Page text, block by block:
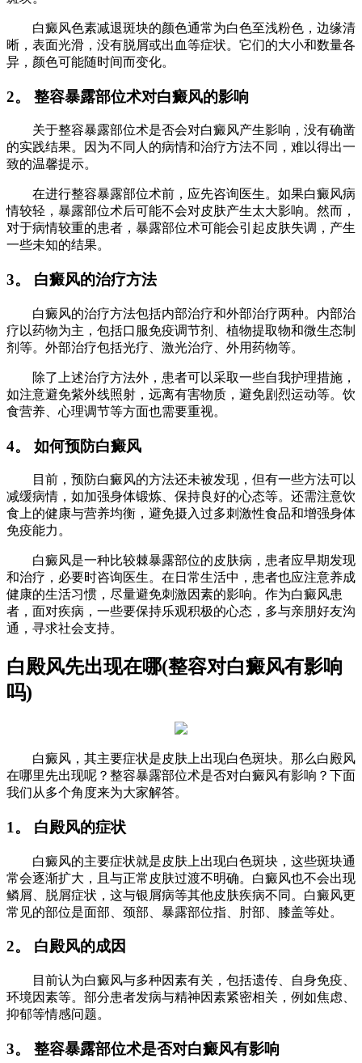
白癜风色素减退斑块的颜色通常为白色至浅粉色，边缘清
晰，表面光滑，没有脱屑或出血等症状。它们的大小和数量各
异，颜色可能随时间而变化。
2。 整容暴露部位术对白癜风的影响
关于整容暴露部位术是否会对白癜风产生影响，没有确凿
的实践结果。因为不同人的病情和治疗方法不同，难以得出一
致的温馨提示。
在进行整容暴露部位术前，应先咨询医生。如果白癜风病
情较轻，暴露部位术后可能不会对皮肤产生太大影响。然而，
对于病情较重的患者，暴露部位术可能会引起皮肤失调，产生
一些未知的结果。
3。 白癜风的治疗方法
白癜风的治疗方法包括内部治疗和外部治疗两种。内部治
疗以药物为主，包括口服免疫调节剂、植物提取物和微生态制
剂等。外部治疗包括光疗、激光治疗、外用药物等。
除了上述治疗方法外，患者可以采取一些自我护理措施，
如注意避免紫外线照射，远离有害物质，避免剧烈运动等。饮
食营养、心理调节等方面也需要重视。
4。 如何预防白癜风
目前，预防白癜风的方法还未被发现，但有一些方法可以
减缓病情，如加强身体锻炼、保持良好的心态等。还需注意饮
食上的健康与营养均衡，避免摄入过多刺激性食品和增强身体
免疫能力。
白癜风是一种比较棘暴露部位的皮肤病，患者应早期发现
和治疗，必要时咨询医生。在日常生活中，患者也应注意养成
健康的生活习惯，尽量避免刺激因素的影响。作为白癜风患
者，面对疾病，一些要保持乐观积极的心态，多与亲朋好友沟
通，寻求社会支持。
白殿风先出现在哪(整容对白癜风有影响
吗)
白癜风，其主要症状是皮肤上出现白色斑块。那么白殿风
在哪里先出现呢？整容暴露部位术是否对白癜风有影响？下面
我们从多个角度来为大家解答。
1。 白殿风的症状
白癜风的主要症状就是皮肤上出现白色斑块，这些斑块通
常会逐渐扩大，且与正常皮肤过渡不明确。白癜风也不会出现
鳞屑、脱屑症状，这与银屑病等其他皮肤疾病不同。白癜风更
常见的部位是面部、颈部、暴露部位指、肘部、膝盖等处。
2。 白殿风的成因
目前认为白癜风与多种因素有关，包括遗传、自身免疫、
环境因素等。部分患者发病与精神因素紧密相关，例如焦虑、
抑郁等情感问题。
3。 整容暴露部位术是否对白癜风有影响